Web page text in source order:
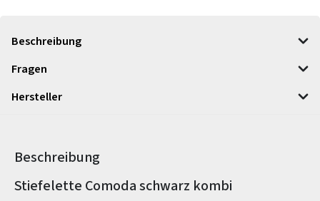
Beschreibung
Fragen
Hersteller
Beschreibung
Produktinformationen
Stiefelette Comoda schwarz kombi